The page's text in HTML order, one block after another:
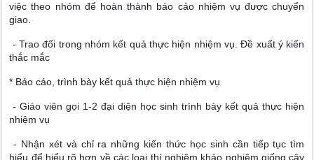
việc theo nhóm để hoàn thành báo cáo nhiệm vụ được chuyển
giao.
- Trao đổi trong nhóm kết quả thực hiện nhiệm vụ. Đề xuất ý kiến
thắc mắc
* Báo cáo, trình bày kết quả thực hiện nhiệm vụ
- Giáo viên gọi 1-2 đại diện học sinh trình bày kết quả thực hiện
nhiệm vụ
- Nhận xét và chỉ ra những kiến thức học sinh cần tiếp tục tìm
hiểu để hiểu rõ hơn về các loại thí nghiệm khảo nghiệm giống cây